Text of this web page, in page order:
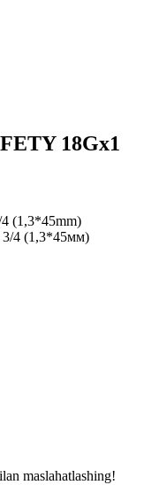
18Gx1
(1,3*45mm)
4 (1,3*45мм)
maslahatlashing!